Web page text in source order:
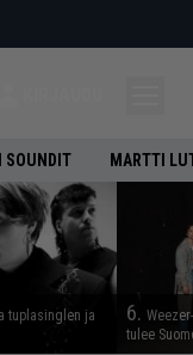
SOUNDIT MARTTI
tuplasinglen ja
6.
tulee